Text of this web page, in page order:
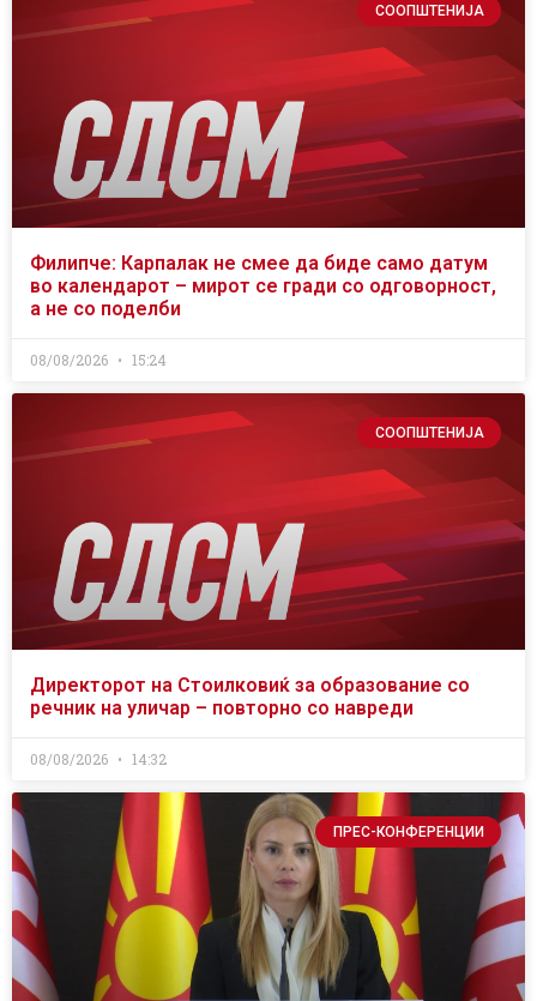
СООПШТЕНИЈА
Филипче: Карпалак не смее да биде само датум
во календарот – мирот се гради со одговорност,
а не со поделби
08/08/2026 15:24
СООПШТЕНИЈА
Директорот на Стоилковиќ за образование со
речник на уличар – повторно со навреди
08/08/2026 14:32
ПРЕС-КОНФЕРЕНЦИИ